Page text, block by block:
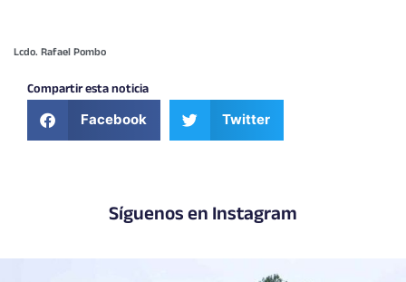
Lcdo. Rafael Pombo
Compartir esta noticia
Facebook Twitter
Síguenos en Instagram